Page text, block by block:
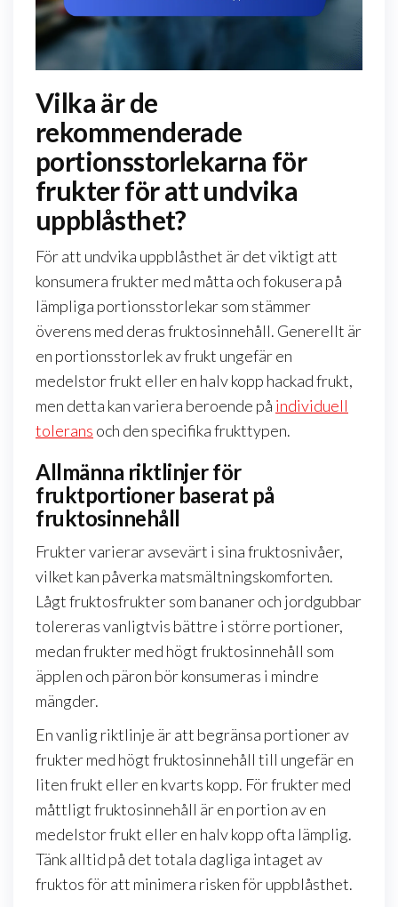
Vilka är de
rekommenderade
portionsstorlekarna för
frukter för att undvika
uppblåsthet?
För att undvika uppblåsthet är det viktigt att
konsumera frukter med måtta och fokusera på
lämpliga portionsstorlekar som stämmer
överens med deras fruktosinnehåll. Generellt är
en portionsstorlek av frukt ungefär en
medelstor frukt eller en halv kopp hackad frukt,
men detta kan variera beroende på individuell
tolerans och den specifika frukttypen.
Allmänna riktlinjer för
fruktportioner baserat på
fruktosinnehåll
Frukter varierar avsevärt i sina fruktosnivåer,
vilket kan påverka matsmältningskomforten.
Lågt fruktosfrukter som bananer och jordgubbar
tolereras vanligtvis bättre i större portioner,
medan frukter med högt fruktosinnehåll som
äpplen och päron bör konsumeras i mindre
mängder.
En vanlig riktlinje är att begränsa portioner av
frukter med högt fruktosinnehåll till ungefär en
liten frukt eller en kvarts kopp. För frukter med
måttligt fruktosinnehåll är en portion av en
medelstor frukt eller en halv kopp ofta lämplig.
Tänk alltid på det totala dagliga intaget av
fruktos för att minimera risken för uppblåsthet.